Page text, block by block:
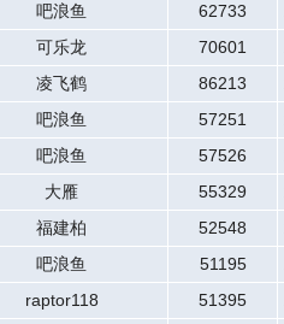
吧浪鱼 62733
可乐龙 70601
凌飞鹤 86213
吧浪鱼 57251
吧浪鱼 57526
大雁 55329
福建柏 52548
吧浪鱼 51195
raptor118 51395